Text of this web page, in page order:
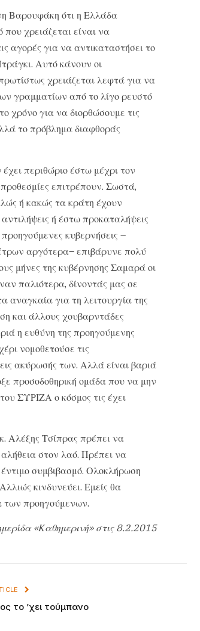
Βαρουφάκη ότι η Ελλάδα
χρειάζεται είναι να
αγορές για να αντικαταστήσει το
Αυτό κάνουν οι
χρειάζεται λεφτά για να
γραμματίων από το λίγο ρευστό
χρόνο για να διορθώσουμε τις
το πρόβλημα διαφθοράς
περιθώριο έστω μέχρι τον
επιτρέπουν. Σωστά,
ή κακώς τα κράτη έχουν
ή έστω προκαταλήψεις
κυβερνήσεις –
αργότερα– επιβάρυνε πολύ
μήνες της κυβέρνησης Σαμαρά οι
παλιότερα, δίνοντάς μας σε
αναγκαία για τη λειτουργία της
και άλλους χουβαρντάδες
η ευθύνη της προηγούμενης
νομοθετούσε τις
ακύρωσής των. Αλλά είναι βαριά
προσοδοθηρική ομάδα που να μην
ΣΥΡΙΖΑ ο κόσμος τις έχει
Αλέξης Τσίπρας πρέπει να
στον λαό. Πρέπει να
συμβιβασμό. Ολοκλήρωση
κινδυνεύει. Εμείς θα
των προηγούμενων.
«Καθημερινή» στις 8.2.2015
το ’χει τούμπανο